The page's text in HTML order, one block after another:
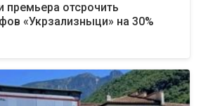
премьера отсрочить
«Укрзализныци» на 30%